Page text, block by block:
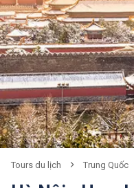
Tours du lịch Trung Quốc